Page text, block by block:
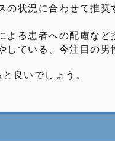
状況に合わせて推奨
る患者への配慮など
ている、今注目の男
良いでしょう。